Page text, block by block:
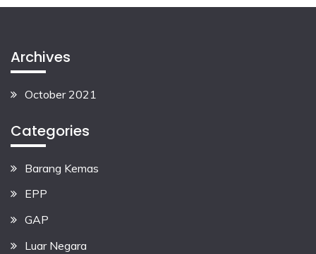
Archives
October 2021
Categories
Barang Kemas
EPP
GAP
Luar Negara